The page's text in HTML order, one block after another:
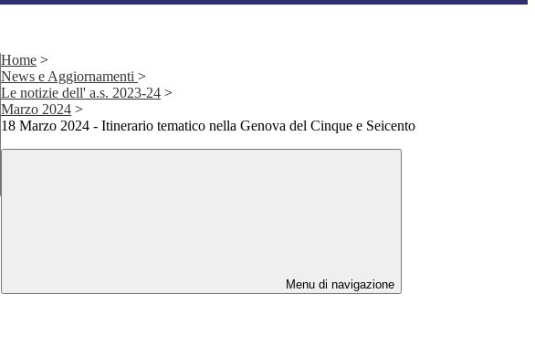
Home >
News e Aggiornamenti >
Le notizie dell' a.s. 2023-24 >
Marzo 2024 >
18 Marzo 2024 - Itinerario tematico nella Genova del Cinque e Seicento
Menu di navigazione